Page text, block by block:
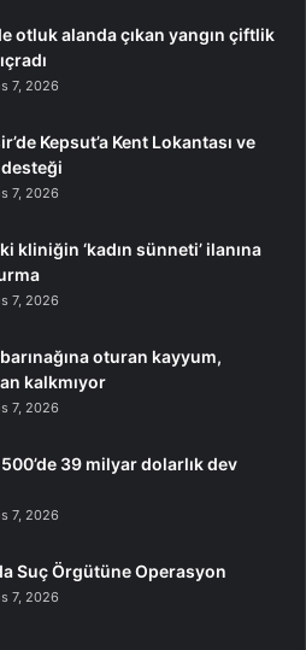
otluk alanda çıkan yangın çiftlik
7, 2026
Kepsut’a Kent Lokantası ve
7, 2026
kliniğin ‘kadın sünneti’ ilanına
7, 2026
barınağına oturan kayyum,
kalkmıyor
7, 2026
39 milyar dolarlık dev
7, 2026
Suç Örgütüne Operasyon
7, 2026